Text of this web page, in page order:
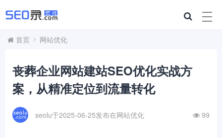
首页 网站优化
丧葬企业网站建站SEO优化实战方
案，从精准定位到流量转化
seolu于2025-06-25发布在网站优化 99